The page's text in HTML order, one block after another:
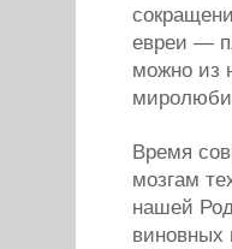
евреи —
можно из
Время
мозгам
нашей